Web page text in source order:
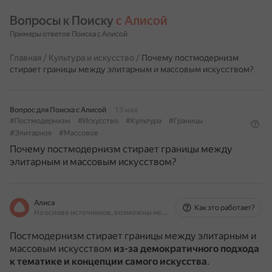
Вопросы к Поиску с Алисой
Примеры ответов Поиска с Алисой
Главная / Культура и искусство / Почему постмодернизм
стирает границы между элитарным и массовым искусством?
Вопрос для Поиска с Алисой
13 мая
#Постмодернизм
#Искусство #Культура
#Границы
#Элитарное
#Массовое
Почему постмодернизм стирает границы между
элитарным и массовым искусством?
Алиса
На основе источников, возможны неточности
Как это работает?
Постмодернизм стирает границы между элитарным и
массовым искусством из-за демократичного подхода
к тематике и концепции самого искусства.